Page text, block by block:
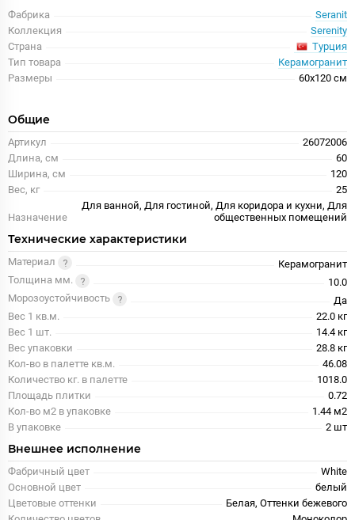
Фабрика
Seranit
Коллекция
Serenity
Страна
Турция
Тип товара
Керамогранит
Размеры
60x120 см
Общие
Артикул
26072006
Длина, см
60
Ширина, см
120
Вес, кг
25
Назначение
Для ванной, Для гостиной, Для коридора и кухни, Для
общественных помещений
Технические характеристики
Материал
Керамогранит
Толщина мм.
10.0
Морозоустойчивость
Да
Вес 1 кв.м.
22.0 кг
Вес 1 шт.
14.4 кг
Вес упаковки
28.8 кг
Кол-во в палетте кв.м.
46.08
Количество кг. в палетте
1018.0
Площадь плитки
0.72
Кол-во м2 в упаковке
1.44 м2
В упаковке
2 шт
Внешнее исполнение
Фабричный цвет
White
Основной цвет
белый
Цветовые оттенки
Белая, Оттенки бежевого